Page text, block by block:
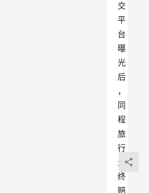
交
平
台
曝
光
后
，
同
程
旅
行
最
终
赔